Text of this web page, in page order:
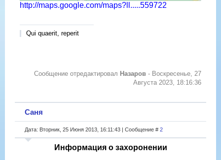
http://maps.google.com/maps?ll.....559722
Qui quaerit, reperit
Сообщение отредактировал Назаров - Воскресенье, 27
Августа 2023, 18:16:36
Саня
Дата: Вторник, 25 Июня 2013, 16:11:43 | Сообщение # 2
Информация о захоронении